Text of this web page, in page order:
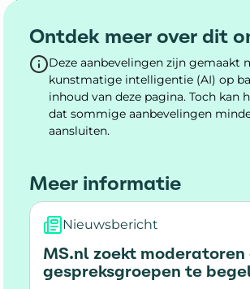
Ontdek meer over dit
Deze aanbevelingen zijn gemaakt
kunstmatige intelligentie (AI) op
inhoud van deze pagina. Toch kan
dat sommige aanbevelingen
aansluiten.
Meer informatie
Nieuwsbericht
MS.nl zoekt moderatoren
gespreksgroepen te